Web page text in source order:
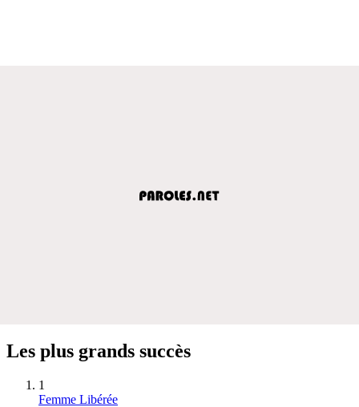
Les plus grands succès
1
Femme Libérée